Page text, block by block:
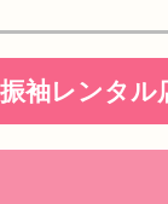
袖レンタル